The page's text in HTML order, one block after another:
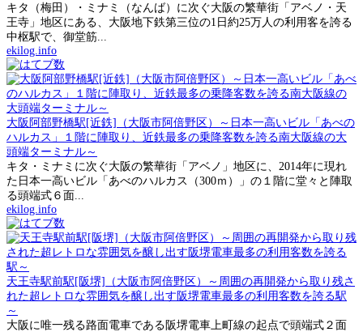
キタ（梅田）・ミナミ（なんば）に次ぐ大阪の繁華街「アベノ・天
王寺」地区にある、大阪地下鉄第三位の1日約25万人の利用客を誇る
中枢駅で、御堂筋...
ekilog.info
大阪阿部野橋駅[近鉄]（大阪市阿倍野区）～日本一高いビル「あべの
ハルカス」１階に陣取り、近鉄最多の乗降客数を誇る南大阪線の大
頭端ターミナル～
キタ・ミナミに次ぐ大阪の繁華街「アベノ」地区に、2014年に現れ
た日本一高いビル「あべのハルカス（300ｍ）」の１階に堂々と陣取
る頭端式６面...
ekilog.info
天王寺駅前駅[阪堺]（大阪市阿倍野区）～周囲の再開発から取り残さ
れた超レトロな雰囲気を醸し出す阪堺電車最多の利用客数を誇る駅
～
大阪に唯一残る路面電車である阪堺電車上町線の起点で頭端式２面